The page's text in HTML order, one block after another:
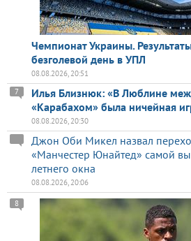
Чемпионат Украины.
безголевой день в УПЛ
08.08.2026, 20:51
Илья Близнюк: «В Люблине
«Карабахом» была ничейная
7
08.08.2026, 20:30
Джон Оби Микел назвал
«Манчестер Юнайтед» самой
летнего окна
08.08.2026, 20:06
8